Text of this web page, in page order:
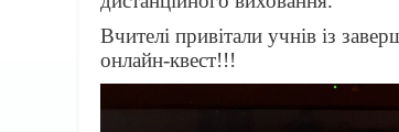
Вчителі привітали учнів із
онлайн-квест!!!